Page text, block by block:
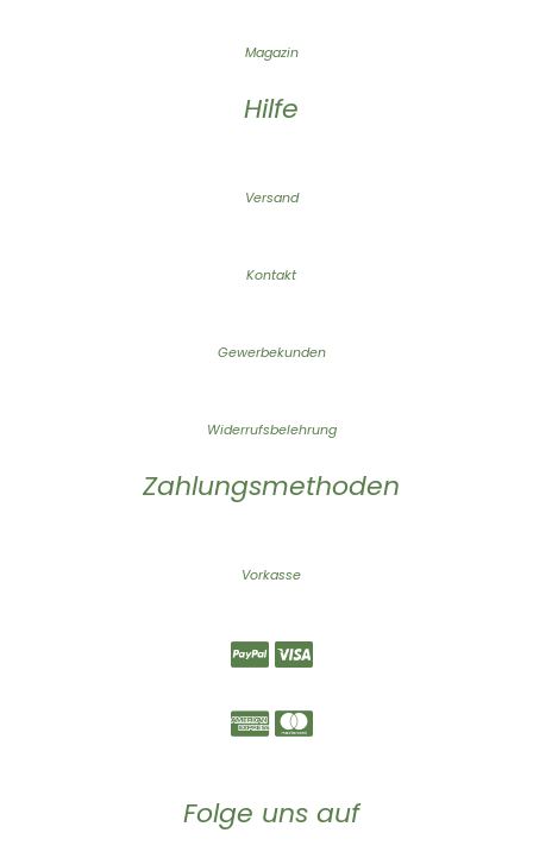
Magazin
Hilfe
Versand
Kontakt
Gewerbekunden
Widerrufsbelehrung
Zahlungsmethoden
Vorkasse
Folge uns auf